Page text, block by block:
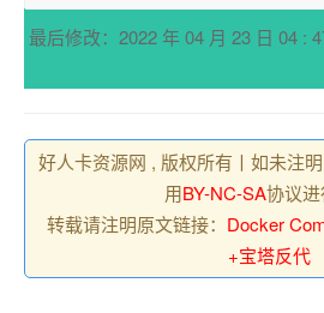
最后修改：2022 年 04 月 23 日 04 :
好人卡资源网 , 版权所有丨如未注
用BY-NC-SA协议
转载请注明原文链接： Docker
+宝塔反代